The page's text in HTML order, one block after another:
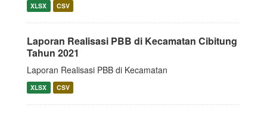
XLSX CSV
Laporan Realisasi PBB di Kecamatan Cibitung
Tahun 2021
Laporan Realisasi PBB di Kecamatan
XLSX CSV